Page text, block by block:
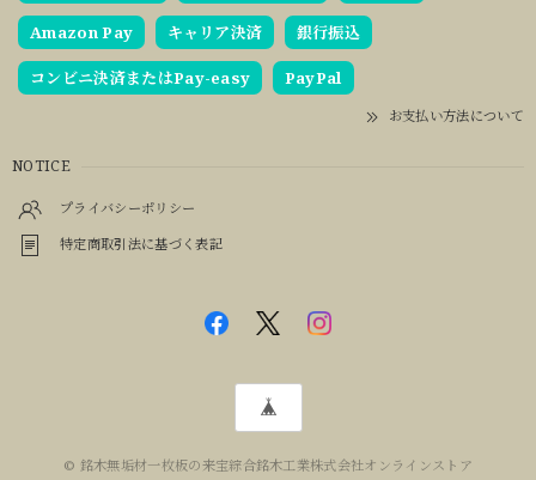
Amazon Pay キャリア決済 銀行振込
コンビニ決済またはPay-easy PayPal
お支払い方法について
NOTICE
プライバシーポリシー
特定商取引法に基づく表記
© 銘木無垢材一枚板の来宝綜合銘木工業株式会社オンラインストア